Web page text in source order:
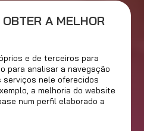
A MELHOR
e de terceiros para
para analisar a navegação
nele oferecidos
a melhoria do website
num perfil elaborado a